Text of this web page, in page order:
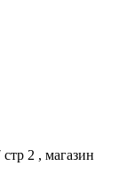
2 , магазин